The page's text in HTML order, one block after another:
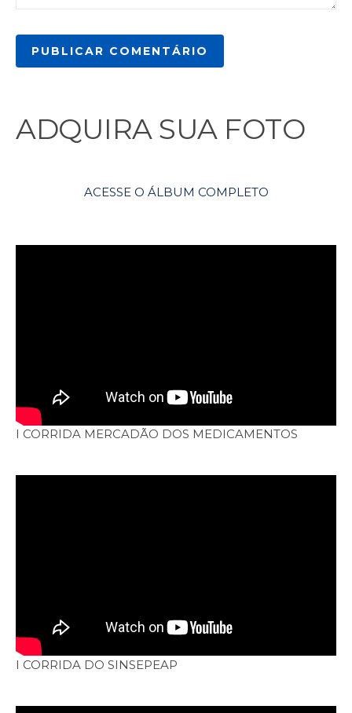
ADQUIRA SUA FOTO
ACESSE O ÁLBUM COMPLETO
I CORRIDA MERCADÃO DOS MEDICAMENTOS
I CORRIDA DO SINSEPEAP